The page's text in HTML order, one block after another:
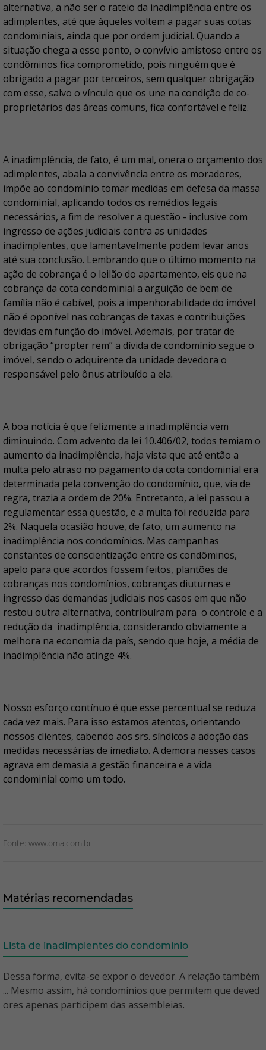
alternativa, a não ser o rateio da inadimplência entre os
adimplentes, até que àqueles voltem a pagar suas cotas
condominiais, ainda que por ordem judicial. Quando a
situação chega a esse ponto, o convívio amistoso entre os
condôminos fica comprometido, pois ninguém que é
obrigado a pagar por terceiros, sem qualquer obrigação
com esse, salvo o vínculo que os une na condição de co-
proprietários das áreas comuns, fica confortável e feliz.
A inadimplência, de fato, é um mal, onera o orçamento dos
adimplentes, abala a convivência entre os moradores,
impõe ao condomínio tomar medidas em defesa da massa
condominial, aplicando todos os remédios legais
necessários, a fim de resolver a questão - inclusive com
ingresso de ações judiciais contra as unidades
inadimplentes, que lamentavelmente podem levar anos
até sua conclusão. Lembrando que o último momento na
ação de cobrança é o leilão do apartamento, eis que na
cobrança da cota condominial a argüição de bem de
família não é cabível, pois a impenhorabilidade do imóvel
não é oponível nas cobranças de taxas e contribuições
devidas em função do imóvel. Ademais, por tratar de
obrigação “propter rem” a dívida de condomínio segue o
imóvel, sendo o adquirente da unidade devedora o
responsável pelo ônus atribuído a ela.
A boa notícia é que felizmente a inadimplência vem
diminuindo. Com advento da lei 10.406/02, todos temiam o
aumento da inadimplência, haja vista que até então a
multa pelo atraso no pagamento da cota condominial era
determinada pela convenção do condomínio, que, via de
regra, trazia a ordem de 20%. Entretanto, a lei passou a
regulamentar essa questão, e a multa foi reduzida para
2%. Naquela ocasião houve, de fato, um aumento na
inadimplência nos condomínios. Mas campanhas
constantes de conscientização entre os condôminos,
apelo para que acordos fossem feitos, plantões de
cobranças nos condomínios, cobranças diuturnas e
ingresso das demandas judiciais nos casos em que não
restou outra alternativa, contribuíram para o controle e a
redução da inadimplência, considerando obviamente a
melhora na economia da país, sendo que hoje, a média de
inadimplência não atinge 4%.
Nosso esforço contínuo é que esse percentual se reduza
cada vez mais. Para isso estamos atentos, orientando
nossos clientes, cabendo aos srs. síndicos a adoção das
medidas necessárias de imediato. A demora nesses casos
agrava em demasia a gestão financeira e a vida
condominial como um todo.
Fonte: www.oma.com.br
Matérias recomendadas
Lista de inadimplentes do condomínio
Dessa forma, evita-se expor o devedor. A relação também
... Mesmo assim, há condomínios que permitem que deved
ores apenas participem das assembleias.